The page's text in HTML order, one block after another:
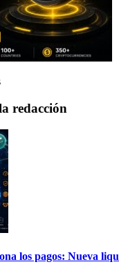
redacción
los pagos: Nueva